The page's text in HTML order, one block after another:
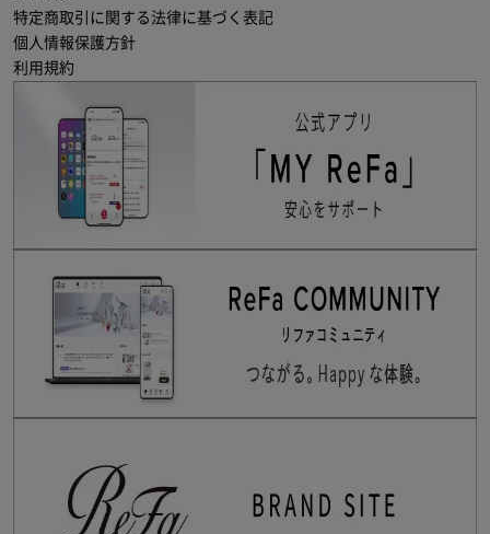
特定商取引に関する法律に基づく表記
個人情報保護方針
利用規約